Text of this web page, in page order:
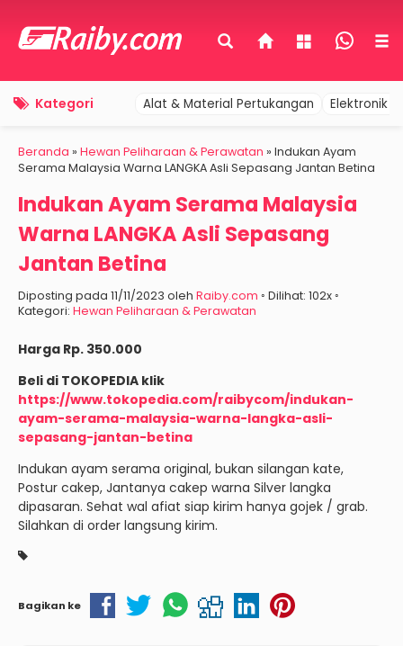
Kategori Alat & Material Pertukangan Elektronik
Beranda » Hewan Peliharaan & Perawatan » Indukan Ayam
Serama Malaysia Warna LANGKA Asli Sepasang Jantan Betina
Indukan Ayam Serama Malaysia
Warna LANGKA Asli Sepasang
Jantan Betina
Diposting pada 11/11/2023 oleh Raiby.com ◦ Dilihat: 102x ◦
Kategori: Hewan Peliharaan & Perawatan
Harga Rp. 350.000
Beli di TOKOPEDIA klik
https://www.tokopedia.com/raibycom/indukan-
ayam-serama-malaysia-warna-langka-asli-
sepasang-jantan-betina
Indukan ayam serama original, bukan silangan kate,
Postur cakep, Jantanya cakep warna Silver langka
dipasaran. Sehat wal afiat siap kirim hanya gojek / grab.
Silahkan di order langsung kirim.
Bagikan ke